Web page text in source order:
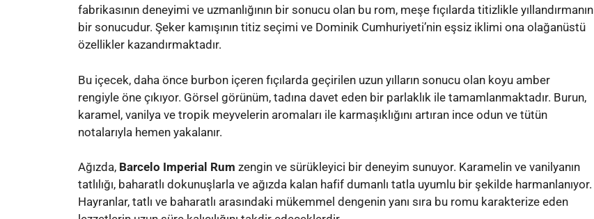
fabrikasının deneyimi ve uzmanlığının bir sonucu olan bu rom, meşe fıçılarda titizlikle yıllandırmanın
bir sonucudur. Şeker kamışının titiz seçimi ve Dominik Cumhuriyeti’nin eşsiz iklimi ona olağanüstü
özellikler kazandırmaktadır.
Bu içecek, daha önce burbon içeren fıçılarda geçirilen uzun yılların sonucu olan koyu amber
rengiyle öne çıkıyor. Görsel görünüm, tadına davet eden bir parlaklık ile tamamlanmaktadır. Burun,
karamel, vanilya ve tropik meyvelerin aromaları ile karmaşıklığını artıran ince odun ve tütün
notalarıyla hemen yakalanır.
Ağızda, Barcelo Imperial Rum zengin ve sürükleyici bir deneyim sunuyor. Karamelin ve vanilyanın
tatlılığı, baharatlı dokunuşlarla ve ağızda kalan hafif dumanlı tatla uyumlu bir şekilde harmanlanıyor.
Hayranlar, tatlı ve baharatlı arasındaki mükemmel dengenin yanı sıra bu romu karakterize eden